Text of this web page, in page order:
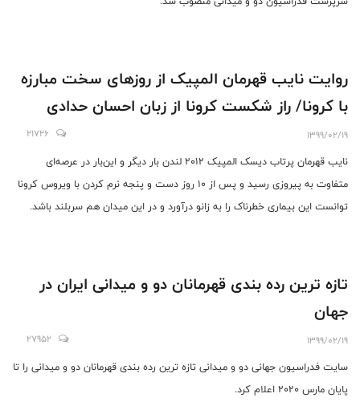
روایت نایب قهرمان المپیک از روزهای سخت مبارزه
با کرونا/ راز شکست کرونا از زبان احسان حدادی
1399/02/19
21726
نایب قهرمان پرتاب دیسک المپیک 2012 لندن بار دیگر و این‌بار در عرصه‌ای
متفاوت به پیروزی رسید و پس از 10 روز دست و پنجه نرم کردن با ویروس کرونا
توانست این بیماری خطرناک را به زانو درآورد و در این میدان هم سربلند باشد.
تازه ترین رده بندی قهرمانان دو و میدانی ایران در
جهان
1399/02/19
27952
سایت فدراسیون جهانی دو و میدانی تازه ترین رده بندی قهرمانان دو و میدانی را تا
پایان مارس 2020 اعلام کرد.